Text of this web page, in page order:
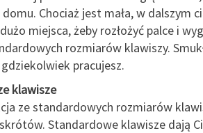
Chociaż jest mała, w dalszym
miejsca, żeby rozłożyć palce i
rozmiarów klawiszy.
pracujesz.
klawisze
ze standardowych rozmiarów
Standardowe klawisze dają